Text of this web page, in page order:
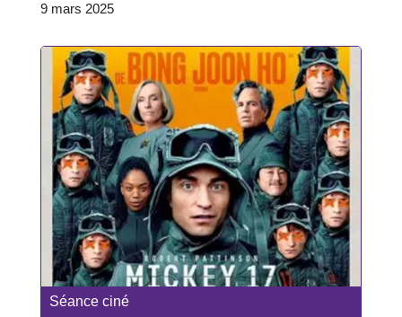
9 mars 2025
Séance ciné